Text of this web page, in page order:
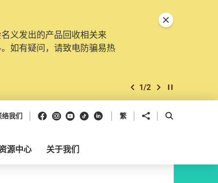
义发出的产品回收相关来
如有疑问，请致电防骗易热
上一个
1/2 下一个开始/暂停幻灯
关闭特別通告
络我们 Facebook
Instagram
Youtube
抖音领英 繁 分享到 开启搜寻框
源中心 关于我们